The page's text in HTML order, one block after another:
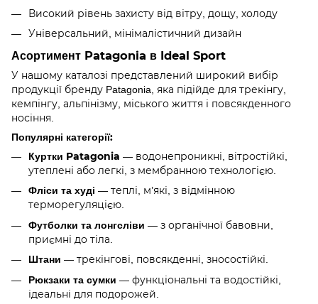
Високий рівень захисту від вітру, дощу, холоду
Універсальний, мінімалістичний дизайн
Асортимент Patagonia в Ideal Sport
У нашому каталозі представлений широкий вибір
продукції бренду Patagonia, яка підійде для трекінгу,
кемпінгу, альпінізму, міського життя і повсякденного
носіння.
Популярні категорії:
Куртки Patagonia — водонепроникні, вітростійкі,
утеплені або легкі, з мембранною технологією.
Фліси та худі — теплі, м’які, з відмінною
терморегуляцією.
Футболки та лонгсліви — з органічної бавовни,
приємні до тіла.
Штани — трекінгові, повсякденні, зносостійкі.
Рюкзаки та сумки — функціональні та водостійкі,
ідеальні для подорожей.